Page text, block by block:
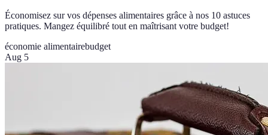
Économisez sur vos dépenses alimentaires grâce à nos 10 astuces
pratiques. Mangez équilibré tout en maîtrisant votre budget!
économie alimentairebudget
Aug 5